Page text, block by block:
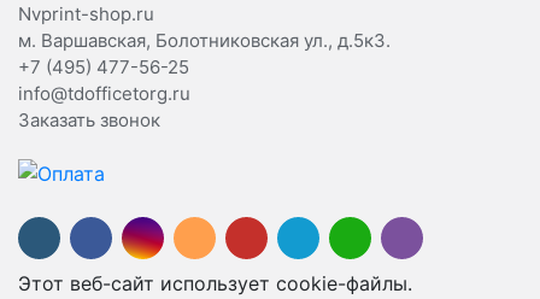
Nvprint-shop.ru
м. Варшавская, Болотниковская ул., д.5к3.
+7 (495) 477-56-25
info@tdofficetorg.ru
Заказать звонок
Этот веб-сайт использует cookie-файлы.